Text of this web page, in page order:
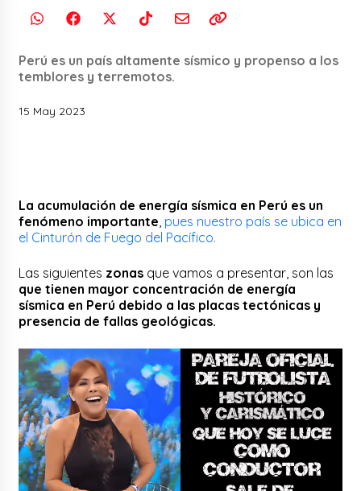
Perú es un país altamente sísmico y propenso a los
temblores y terremotos.
15 May 2023
La acumulación de energía sísmica en Perú es un
fenómeno importante, pues nuestro país se ubica en
el Cinturón de Fuego del Pacífico.
Las siguientes zonas que vamos a presentar, son las
que tienen mayor concentración de energía
sísmica en Perú debido a las placas tectónicas y
presencia de fallas geológicas.